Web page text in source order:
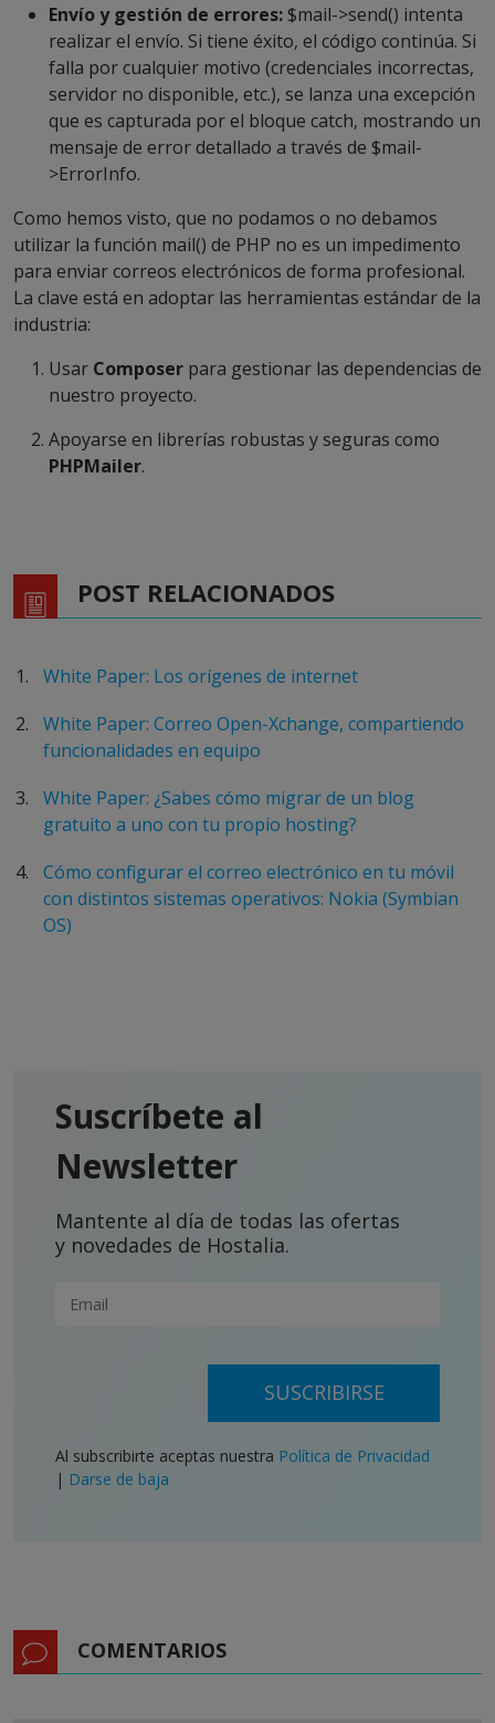
Envío y gestión de errores:$mail->send() intenta
realizar el envío. Si tiene éxito, el código continúa. Si
falla por cualquier motivo (credenciales incorrectas,
servidor no disponible, etc.), se lanza una excepción
que es capturada por el bloque catch, mostrando un
mensaje de error detallado a través de $mail-
>ErrorInfo.
Como hemos visto, que no podamos o no debamos
utilizar la función mail() de PHP no es un impedimento
para enviar correos electrónicos de forma profesional.
La clave está en adoptar las herramientas estándar de la
industria:
Usar Composer para gestionar las dependencias de
nuestro proyecto.
Apoyarse en librerías robustas y seguras como
PHPMailer.
POST RELACIONADOS
White Paper: Los orígenes de internet
White Paper: Correo Open-Xchange, compartiendo
funcionalidades en equipo
White Paper: ¿Sabes cómo migrar de un blog
gratuito a uno con tu propio hosting?
Cómo configurar el correo electrónico en tu móvil
con distintos sistemas operativos: Nokia (Symbian
OS)
Suscríbete al
Newsletter
Mantente al día de todas las ofertas
y novedades de Hostalia.
SUSCRIBIRSE
Al subscribirte aceptas nuestra Política de Privacidad
| Darse de baja
COMENTARIOS